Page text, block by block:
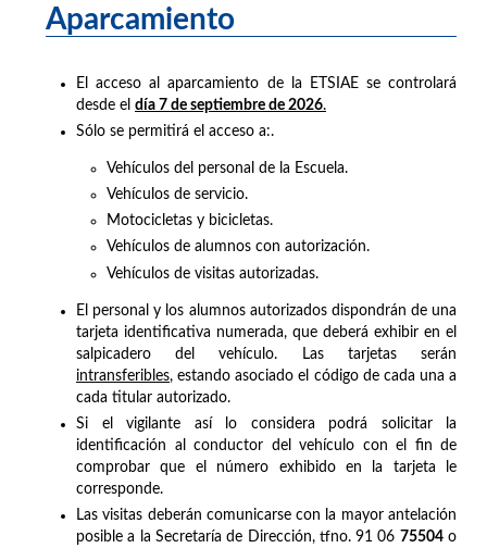
Aparcamiento
El acceso al aparcamiento de la ETSIAE se controlará
desde el día 7 de septiembre de 2026.
Sólo se permitirá el acceso a:.
Vehículos del personal de la Escuela.
Vehículos de servicio.
Motocicletas y bicicletas.
Vehículos de alumnos con autorización.
Vehículos de visitas autorizadas.
El personal y los alumnos autorizados dispondrán de una
tarjeta identificativa numerada, que deberá exhibir en el
salpicadero del vehículo. Las tarjetas serán
intransferibles, estando asociado el código de cada una a
cada titular autorizado.
Si el vigilante así lo considera podrá solicitar la
identificación al conductor del vehículo con el fin de
comprobar que el número exhibido en la tarjeta le
corresponde.
Las visitas deberán comunicarse con la mayor antelación
posible a la Secretaría de Dirección, tfno. 91 06 75504o